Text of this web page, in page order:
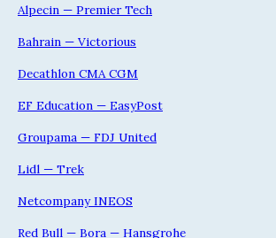
Alpecin — Premier Tech
Bahrain — Victorious
Decathlon CMA CGM
EF Education — EasyPost
Groupama — FDJ United
Lidl — Trek
Netcompany INEOS
Red Bull — Bora — Hansgrohe